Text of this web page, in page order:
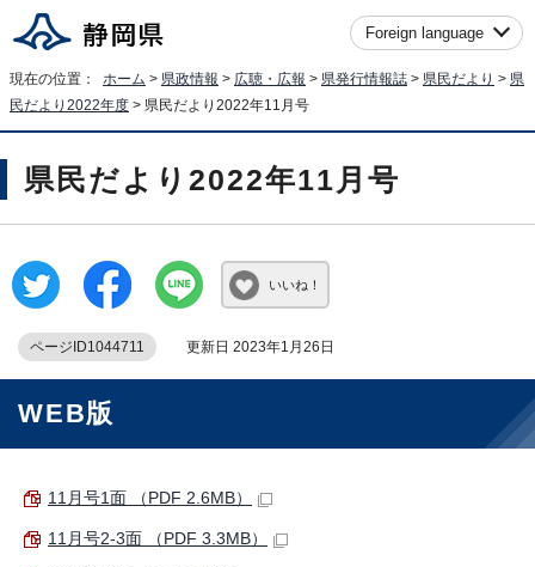
Foreign language
現在の位置： ホーム > 県政情報 > 広聴・広報 > 県発行情報誌 > 県民だより > 県
民だより2022年度 > 県民だより2022年11月号
県民だより2022年11月号
いいね！
ページID1044711 更新日 2023年1月26日
WEB版
11月号1面 （PDF 2.6MB）
11月号2-3面 （PDF 3.3MB）